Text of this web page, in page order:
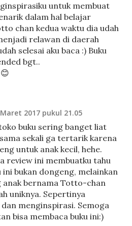
untuk membuat
dalam hal belajar
chan kedua waktu dia udah
relawan di daerah
selesai aku baca :) Buku
bgt..
2017 pukul 21.05
buku sering banget liat
sekali ga tertarik karena
untuk anak kecil, hehe.
review ini membuatku tahu
bukan dongeng, melainkan
anak bernama Totto-chan
uniknya. Sepertinya
menginspirasi. Semoga
bisa membaca buku ini:)